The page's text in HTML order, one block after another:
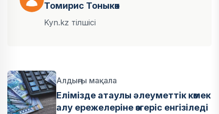
Томирис Тоныкөк
Kyn.kz тілшісі
Алдыңғы мақала
Елімізде атаулы әлеуметтік көмек
алу ережелеріне өзгеріс енгізіледі